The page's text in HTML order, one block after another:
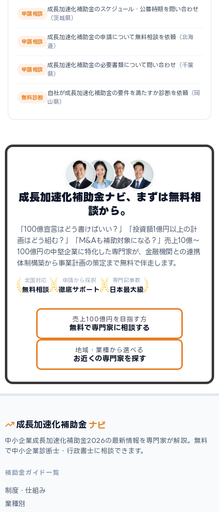
申請相談
成長加速化補助金のスケジュール・公募時期を問い合わせ
（茨城県）
申請相談
成長加速化補助金の申請について無料相談を依頼 （北海
道）
申請相談
成長加速化補助金の必要書類について問い合わせ （千葉
県）
無料診断
自社が成長加速化補助金の要件を満たすか診断を依頼 （岡
山県）
成長加速化補助金ナビ、まずは無料相
談から。
「100億宣言はどう書けばいい？」「投資額1億円以上の計
画はどう組む？」「M&Aも補助対象になる？」売上10億〜
100億円の中堅企業に特化した専門家が、金融機関との連携
体制構築から事業計画の策定まで無料で伴走します。
全国対応
無料相談
申請から採択
徹底サポート
専門記事数
日本最大級
売上100億円を目指す方
無料で専門家に相談する
地域・業種から選べる
お近くの専門家を探す
成長加速化補助金 ナビ
中小企業成長加速化補助金2026の最新情報を専門家が解説。無料
で中小企業診断士・行政書士に相談できます。
補助金ガイド一覧
制度・仕組み
業種別